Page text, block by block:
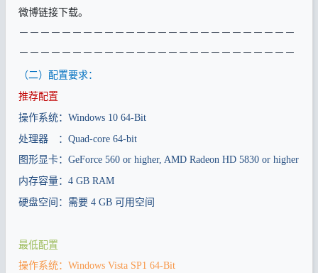
微博链接下载。
－－－－－－－－－－－－－－－－－－－－－－－－－－
－－－－－－－－－－－－－－－－－－－－－－－－－－
（二）配置要求：
推荐配置
操作系统： Windows 10 64-Bit
处理器 ： Quad-core 64-bit
图形显卡： GeForce 560 or higher, AMD Radeon HD 5830 or higher
内存容量： 4 GB RAM
硬盘空间：需要 4 GB 可用空间
最低配置
操作系统： Windows Vista SP1 64-Bit